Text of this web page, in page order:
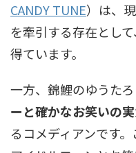
CANDY TUNE） は、
を牽引する存在とし
得ています。
一方、錦鯉のゆうた
ーと確かなお笑いの
るコメディアンです。